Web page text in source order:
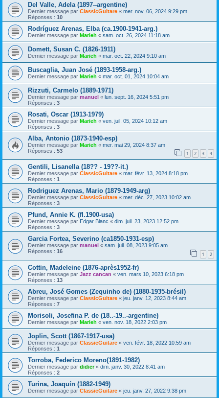
Del Valle, Adela (1897--argentine)
Dernier message par ClassicGuitare « mer. nov. 06, 2024 9:29 pm
Réponses : 10
Rodríguez Arenas, Elba (ca.1900-1941-arg.)
Dernier message par Marieh « sam. oct. 26, 2024 11:18 am
Domett, Susan C. (1826-1911)
Dernier message par Marieh « mar. oct. 22, 2024 9:10 am
Buscaglia, Juan José (1893-1958-arg.)
Dernier message par Marieh « mar. oct. 01, 2024 10:04 am
Rizzuti, Carmelo (1889-1971)
Dernier message par manuel « lun. sept. 16, 2024 5:51 pm
Réponses : 3
Rosati, Oscar (1913-1979)
Dernier message par Marieh « ven. juil. 05, 2024 10:12 am
Réponses : 3
Alba, Antonio (1873-1940-esp)
Dernier message par Marieh « mer. mai 29, 2024 8:37 am
Réponses : 53 1 2 3 4
Gentili, Lisanella (18?? - 19??-it.)
Dernier message par ClassicGuitare « mar. févr. 13, 2024 8:18 pm
Réponses : 1
Rodriguez Arenas, Mario (1879-1949-arg)
Dernier message par ClassicGuitare « mer. déc. 27, 2023 10:02 am
Réponses : 3
Pfund, Annie K. (fl.1900-usa)
Dernier message par Edgar Blanc « dim. juil. 23, 2023 12:52 pm
Réponses : 3
Garcia Fortea, Severino (ca1850-1931-esp)
Dernier message par manuel « sam. juil. 08, 2023 9:05 am
Réponses : 16 1 2
Cottin, Madeleine (1876-après1952-fr)
Dernier message par Jazz cancan « ven. mars 10, 2023 6:18 pm
Réponses : 13
Abreu, José Gomes (Zequinho de) (1880-1935-brésil)
Dernier message par ClassicGuitare « jeu. janv. 12, 2023 8:44 am
Réponses : 7
Morisoli, Josefina P. de (18..-19..-argentine)
Dernier message par Marieh « ven. nov. 18, 2022 2:03 pm
Joplin, Scott (1867-1917-usa)
Dernier message par ClassicGuitare « ven. févr. 18, 2022 10:59 am
Réponses : 1
Torroba, Federico Moreno(1891-1982)
Dernier message par didier« dim. janv. 30, 2022 8:41 am
Réponses : 2
Turina, Joaquín (1882-1949)
Dernier message par ClassicGuitare « jeu. janv. 27, 2022 9:38 pm